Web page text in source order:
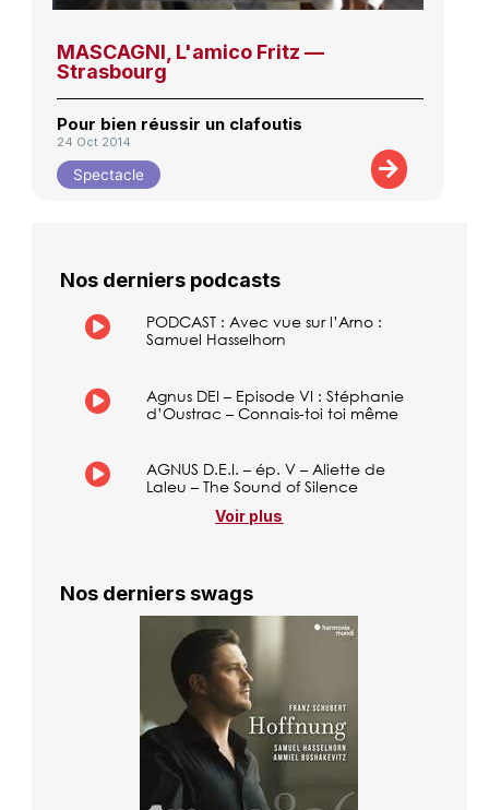
MASCAGNI, L'amico Fritz —
Strasbourg
Pour bien réussir un clafoutis
24 Oct 2014
Spectacle
Nos derniers podcasts
PODCAST : Avec vue sur l’Arno :
Samuel Hasselhorn
Agnus DEI – Episode VI : Stéphanie
d’Oustrac – Connais-toi toi même
AGNUS D.E.I. – ép. V – Aliette de
Laleu – The Sound of Silence
Voir plus
Nos derniers swags